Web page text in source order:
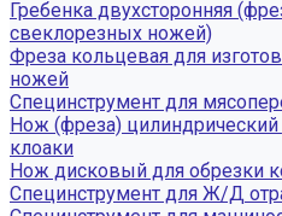
Гребенка двухсторонняя
свеклорезных ножей)
Фреза кольцевая для
ножей
Специнструмент для
Нож (фреза)
клоаки
Нож дисковый для обрезки
Специнструмент для Ж/Д